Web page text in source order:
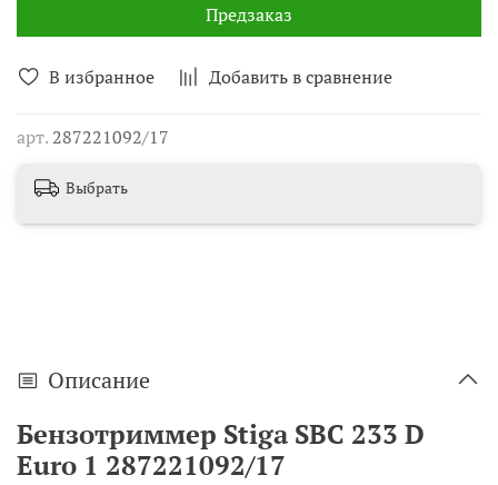
В избранное Добавить в сравнение
арт. 287221092/17
Предзаказ
Выбрать
Описание
Бензотриммер Stiga SBC 233 D
Euro 1 287221092/17